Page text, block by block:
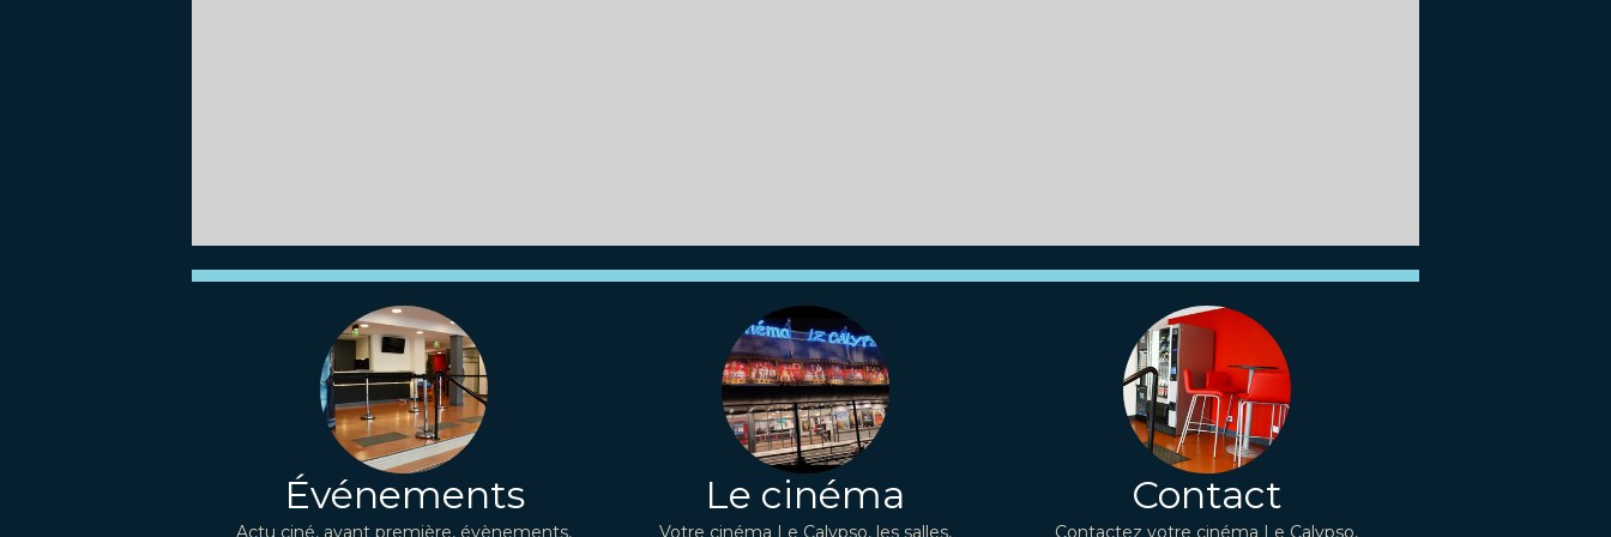
Événements
Actu ciné, avant première, évènements,
Le cinéma
Votre cinéma Le Calypso, les salles,
Contact
Contactez votre cinéma Le Calypso,